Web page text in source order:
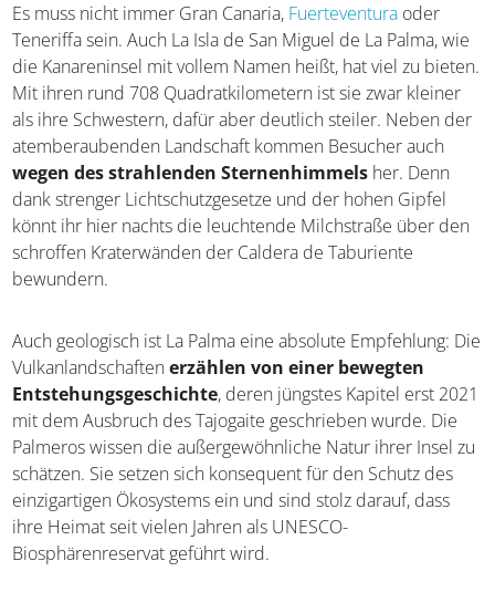
Es muss nicht immer Gran Canaria, Fuerteventura oder
Teneriffa sein. Auch La Isla de San Miguel de La Palma, wie
die Kanareninsel mit vollem Namen heißt, hat viel zu bieten.
Mit ihren rund 708 Quadratkilometern ist sie zwar kleiner
als ihre Schwestern, dafür aber deutlich steiler. Neben der
atemberaubenden Landschaft kommen Besucher auch
wegen des strahlenden Sternenhimmels her. Denn
dank strenger Lichtschutzgesetze und der hohen Gipfel
könnt ihr hier nachts die leuchtende Milchstraße über den
schroffen Kraterwänden der Caldera de Taburiente
bewundern.
Auch geologisch ist La Palma eine absolute Empfehlung: Die
Vulkanlandschaftenerzählen von einer bewegten
Entstehungsgeschichte, deren jüngstes Kapitel erst 2021
mit dem Ausbruch des Tajogaite geschrieben wurde. Die
Palmeros wissen die außergewöhnliche Natur ihrer Insel zu
schätzen. Sie setzen sich konsequent für den Schutz des
einzigartigen Ökosystems ein und sind stolz darauf, dass
ihre Heimat seit vielen Jahren als UNESCO-
Biosphärenreservat geführt wird.